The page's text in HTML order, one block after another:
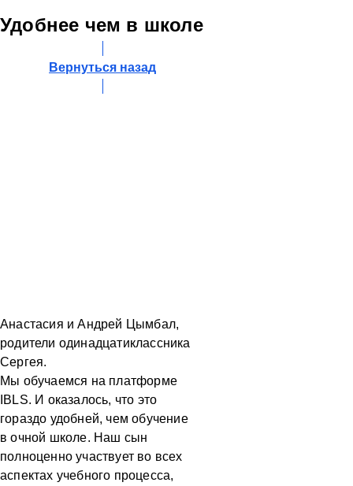
Удобнее чем в школе
Вернуться назад
Анастасия и Андрей Цымбал,
родители одинадцатиклассника
Сергея.
Мы обучаемся на платформе
IBLS. И оказалось, что это
гораздо удобней, чем обучение
в очной школе. Наш сын
полноценно участвует во всех
аспектах учебного процесса,